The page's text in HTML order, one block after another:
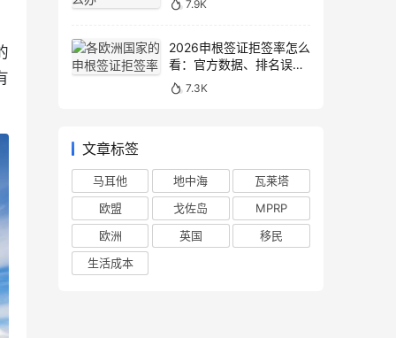
7.9K
2026申根签证拒签率怎么
看：官方数据、排名误区
和申请避坑
7.3K
文章标签
马耳他 地中海
瓦莱塔
欧盟
戈佐岛
MPRP
欧洲
英国
移民
生活成本